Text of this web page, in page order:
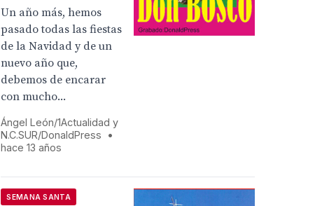
Un año más, hemos
pasado todas las fiestas
de la Navidad y de un
nuevo año que,
debemos de encarar
con mucho...
Ángel León/1Actualidad y
N.C.SUR/DonaldPress
•
hace 13 años
SEMANA SANTA